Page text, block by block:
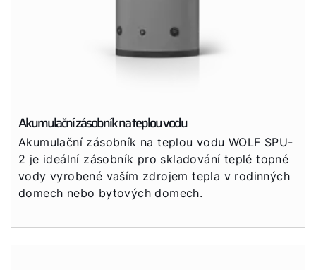
Akumulační zásobník na teplou vodu
Akumulační zásobník na teplou vodu WOLF SPU-
2 je ideální zásobník pro skladování teplé topné
vody vyrobené vaším zdrojem tepla v rodinných
domech nebo bytových domech.